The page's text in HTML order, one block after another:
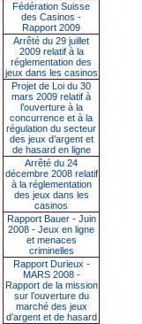
Fédération Suisse
des Casinos -
Rapport 2009
Arrêté du 29 juillet
2009 relatif à la
réglementation des
jeux dans les casinos
Projet de Loi du 30
mars 2009 relatif à
l’ouverture à la
concurrence et à la
régulation du secteur
des jeux d’argent et
de hasard en ligne
Arrêté du 24
décembre 2008 relatif
à la réglementation
des jeux dans les
casinos
Rapport Bauer - Juin
2008 - Jeux en ligne
et menaces
criminelles
Rapport Durieux -
MARS 2008 -
Rapport de la mission
sur l’ouverture du
marché des jeux
d’argent et de hasard